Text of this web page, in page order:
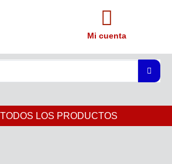
Mi cuenta
LOS PRODUCTOS